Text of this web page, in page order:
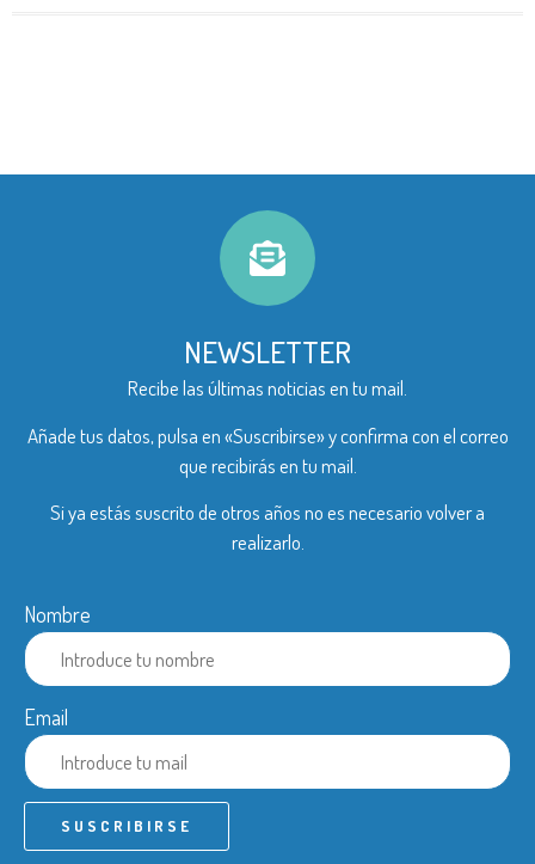
NEWSLETTER
Recibe las últimas noticias en tu mail.
Añade tus datos, pulsa en «Suscribirse» y confirma con el correo
que recibirás en tu mail.
Si ya estás suscrito de otros años no es necesario volver a
realizarlo.
Nombre
Email